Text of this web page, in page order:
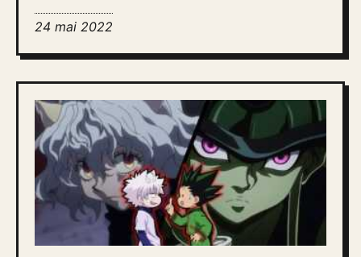
24 mai 2022